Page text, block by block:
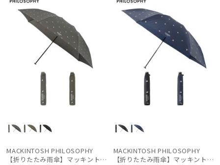
レディース キッズ
カテゴリー
ブランド
価格の高い
順
価格の低い
人気順
売上点数順
お気に入り
MACKINTOSH PHILOSOPHY
【折りたたみ雨傘】マッキントッシュ フィロソフィー（MACKINTOSH PHILOSOPHY）バーブレラ ランニングテリア
MACKINTOSH PHILOSOPHY
【折りたたみ雨傘】マッキントッシュ フィロソフィー（MACKINTOSH PHILOSOPHY）バーブレラ コーギー